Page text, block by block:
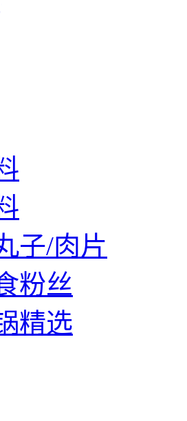
子/肉片
粉丝
精选